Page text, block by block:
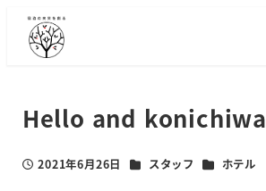
Hello and konichiwa
投稿日
2021年6月26日 カテゴリー
スタッフ カテゴリー
ホテル